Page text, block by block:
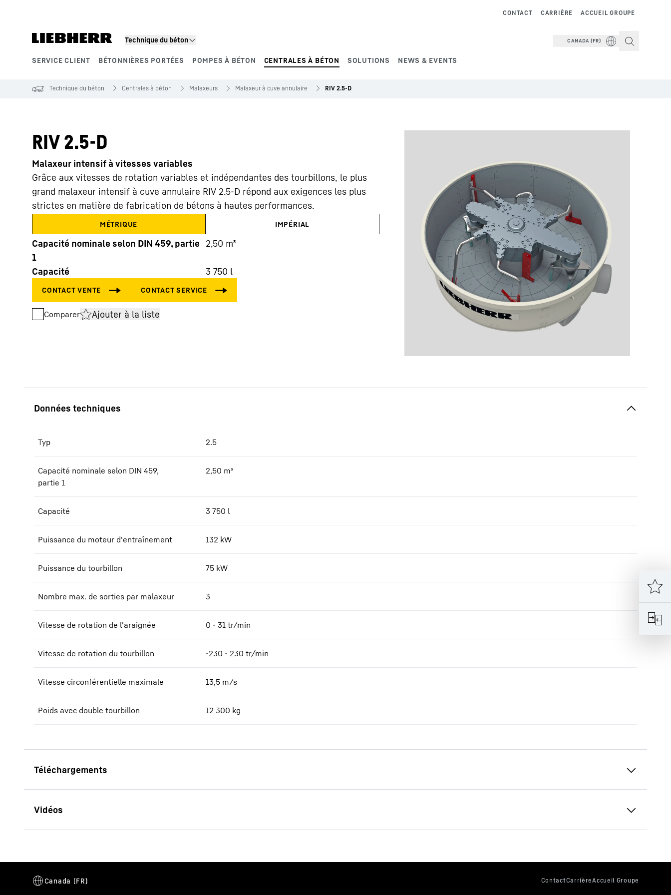
Technique du béton
SERVICE CLIENT BÉTONNIÈRES PORTÉES POMPES À BÉTON CENTRALES À BÉTON SOLUTIONS NEWS & EVENTS
ACCUEIL GROUPE
CARRIÈRE
CONTACT
CANADA (FR)
En savoir plus sur Liebherr
Technique du béton Centrales à béton Malaxeurs Malaxeur à cuve annulaire RIV 2.5-D
RIV 2.5-D
Malaxeur intensif à vitesses variables
Grâce aux vitesses de rotation variables et indépendantes des tourbillons, le plus
grand malaxeur intensif à cuve annulaire RIV 2.5-D répond aux exigences les plus
strictes en matière de fabrication de bétons à hautes performances.
MÉTRIQUE IMPÉRIAL
Capacité nominale selon DIN 459, partie
1
2,50 m³
Capacité 3 750 l
Comparer Ajouter à la liste
Typ 2.5
Capacité nominale selon DIN 459,
partie 1
2,50 m³
Capacité 3 750 l
Puissance du moteur d'entraînement 132 kW
Puissance du tourbillon 75 kW
Nombre max. de sorties par malaxeur 3
Vitesse de rotation de l'araignée 0 - 31 tr/min
Vitesse de rotation du tourbillon -230 - 230 tr/min
Vitesse circonférentielle maximale 13,5 m/s
Poids avec double tourbillon 12 300 kg